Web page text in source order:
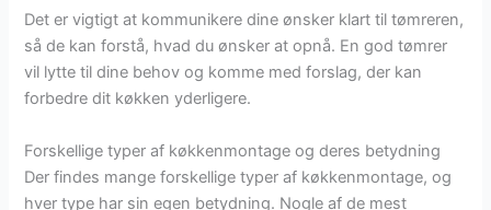
Det er vigtigt at kommunikere dine ønsker klart til tømreren,
så de kan forstå, hvad du ønsker at opnå. En god tømrer
vil lytte til dine behov og komme med forslag, der kan
forbedre dit køkken yderligere.
Forskellige typer af køkkenmontage og deres betydning
Der findes mange forskellige typer af køkkenmontage, og
hver type har sin egen betydning. Nogle af de mest